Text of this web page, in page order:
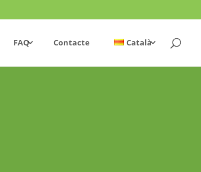
FAQ Contacte Català